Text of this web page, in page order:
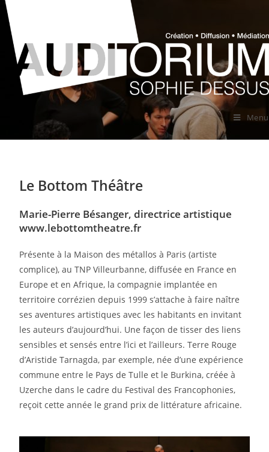
Menu
Le Bottom Théâtre
Marie-Pierre Bésanger, directrice artistique
www.lebottomtheatre.fr
Présente à la Maison des métallos à Paris (artiste
complice), au TNP Villeurbanne, diffusée en France en
Europe et en Afrique, la compagnie implantée en
territoire corrézien depuis 1999 s’attache à faire naître
ses aventures artistiques avec les habitants en invitant
les auteurs d’aujourd’hui. Une façon de tisser des liens
sensibles et sensés entre l’ici et l’ailleurs. Terre Rouge
d’Aristide Tarnagda, par exemple, née d’une expérience
commune entre le Pays de Tulle et le Burkina, créée à
Uzerche dans le cadre du Festival des Francophonies,
reçoit cette année le grand prix de littérature africaine.